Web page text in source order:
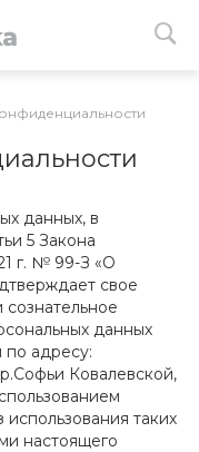
данных, в
5 Закона
г. № 99-З «О
свое
данных
адресу:
Ковалевской,
таких
настоящего